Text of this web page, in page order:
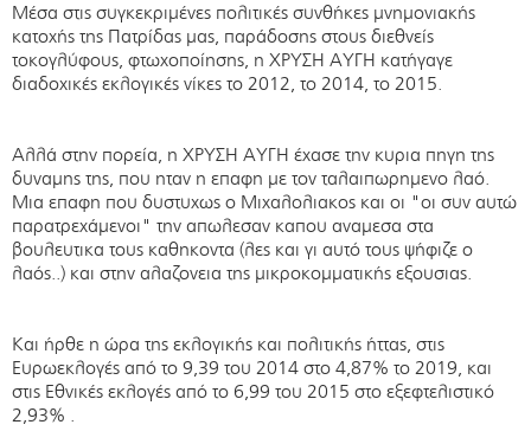
Μέσα στις συγκεκριμένες πολιτικές συνθήκες μνημονιακής
κατοχής της Πατρίδας μας, παράδοσης στους διεθνείς
τοκογλύφους, φτωχοποίησης, η ΧΡΥΣΗ ΑΥΓΗ κατήγαγε
διαδοχικές εκλογικές νίκες το 2012, το 2014, το 2015.
Αλλά στην πορεία, η ΧΡΥΣΗ ΑΥΓΗ έχασε την κυρια πηγη της
δυναμης της, που ηταν η επαφη με τον ταλαιπωρημενο λαό.
Μια επαφη που δυστυχως ο Μιχαλολιακος και οι "οι συν αυτώ
παρατρεχάμενοι" την απωλεσαν καπου αναμεσα στα
βουλευτικα τους καθηκοντα (λες και γι αυτό τους ψήφιζε ο
λαός..) και στην αλαζονεια της μικροκομματικής εξουσιας.
Και ήρθε η ώρα της εκλογικής και πολιτικής ήττας, στις
Ευρωεκλογές από το 9,39 του 2014 στο 4,87% το 2019, και
στις Εθνικές εκλογές από το 6,99 του 2015 στο εξεφτελιστικό
2,93% .